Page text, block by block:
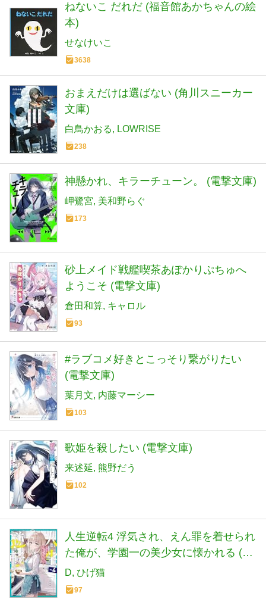
ねないこ だれだ (福音館あかちゃんの絵
本)
せなけいこ
3638
おまえだけは選ばない (角川スニーカー
文庫)
白鳥かおる LOWRISE
238
神懸かれ、キラーチューン。 (電撃文庫)
岬鷺宮 美和野らぐ
173
砂上メイド戦艦喫茶あぽかりぷちゅへ
ようこそ (電撃文庫)
倉田和算 キャロル
93
#ラブコメ好きとこっそり繋がりたい
(電撃文庫)
葉月文 内藤マーシー
103
歌姫を殺したい (電撃文庫)
来述延 熊野だう
102
人生逆転4 浮気され、えん罪を着せられ
た俺が、学園一の美少女に懐かれる (角
川スニーカー文庫)
D ひげ猫
97